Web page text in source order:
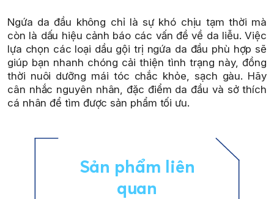
Ngứa da đầu không chỉ là sự khó chịu tạm thời mà
còn là dấu hiệu cảnh báo các vấn đề về da liễu. Việc
lựa chọn các loại dầu gội trị ngứa da đầu phù hợp sẽ
giúp bạn nhanh chóng cải thiện tình trạng này, đồng
thời nuôi dưỡng mái tóc chắc khỏe, sạch gàu. Hãy
cân nhắc nguyên nhân, đặc điểm da đầu và sở thích
cá nhân để tìm được sản phẩm tối ưu.
Sản phẩm liên
quan